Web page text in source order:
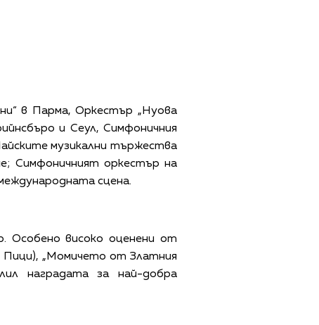
в Парма, Оркестър „Нуова
и Сеул, Симфоничния
музикални тържества
Симфоничният оркестър на
сцена.
Особено високо оценени от
Пици), „Момичето от Златния
наградата за най-добра